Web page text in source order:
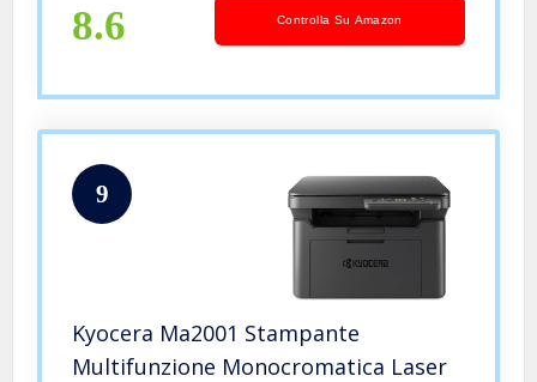
8.6 Controlla Su Amazon
9
Kyocera Ma2001 Stampante
Multifunzione Monocromatica Laser